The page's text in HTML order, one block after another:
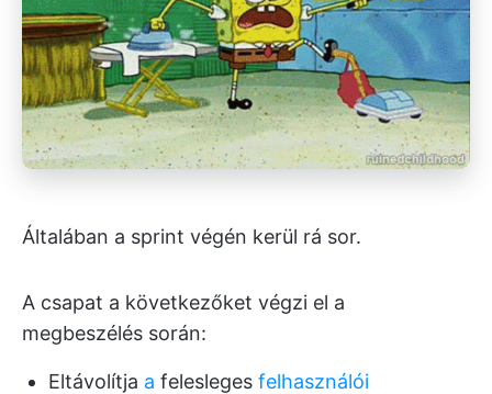
Általában a sprint végén kerül rá sor.
A csapat a következőket végzi el a
megbeszélés során:
Eltávolítja a felesleges felhasználói